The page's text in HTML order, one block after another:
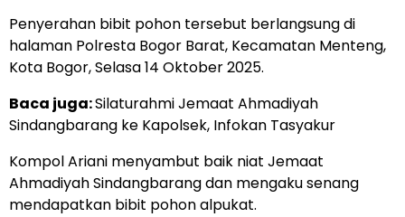
Penyerahan bibit pohon tersebut berlangsung di
halaman Polresta Bogor Barat, Kecamatan Menteng,
Kota Bogor, Selasa 14 Oktober 2025.
Baca juga:Silaturahmi Jemaat Ahmadiyah
Sindangbarang ke Kapolsek, Infokan Tasyakur
Kompol Ariani menyambut baik niat Jemaat
Ahmadiyah Sindangbarang dan mengaku senang
mendapatkan bibit pohon alpukat.